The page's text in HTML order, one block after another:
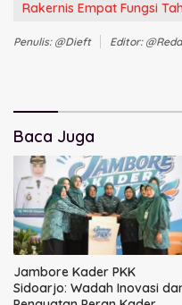
Rakernis Empat Fungsi
Penulis: @dieft Editor:
Baca Juga
Jambore Kader PKK
Sidoarjo: Wadah Inovasi